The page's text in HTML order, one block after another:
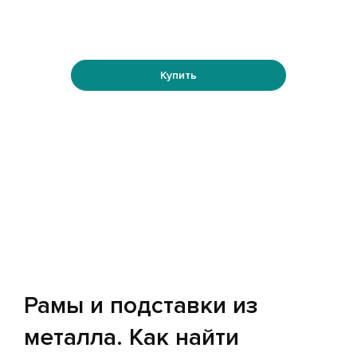
Купить
Рамы и подставки из
металла. Как найти